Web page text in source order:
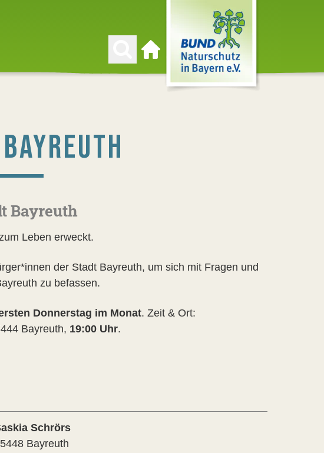
Zur Startseite
Bayreuth
Leben erweckt.
der Stadt Bayreuth, um sich mit Fragen und
zu befassen.
Donnerstag im Monat. Zeit & Ort:
Bayreuth, 19:00 Uhr.
Schrörs
Bayreuth